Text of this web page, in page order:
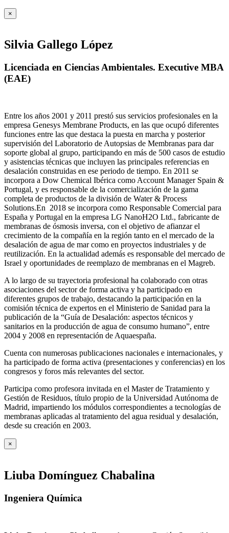
×
Silvia Gallego López
Licenciada en Ciencias Ambientales. Executive MBA
(EAE)
Entre los años 2001 y 2011 prestó sus servicios profesionales en la
empresa Genesys Membrane Products, en las que ocupó diferentes
funciones entre las que destaca la puesta en marcha y posterior
supervisión del Laboratorio de Autopsias de Membranas para dar
soporte global al grupo, participando en más de 500 casos de estudio
y asistencias técnicas que incluyen las principales referencias en
desalación construidas en ese periodo de tiempo. En 2011 se
incorpora a Dow Chemical Ibérica como Account Manager Spain &
Portugal, y es responsable de la comercialización de la gama
completa de productos de la división de Water & Process
Solutions.En 2018 se incorpora como Responsable Comercial para
España y Portugal en la empresa LG NanoH2O Ltd., fabricante de
membranas de ósmosis inversa, con el objetivo de afianzar el
crecimiento de la compañía en la región tanto en el mercado de la
desalación de agua de mar como en proyectos industriales y de
reutilización. En la actualidad además es responsable del mercado de
Israel y oportunidades de reemplazo de membranas en el Magreb.
A lo largo de su trayectoria profesional ha colaborado con otras
asociaciones del sector de forma activa y ha participado en
diferentes grupos de trabajo, destacando la participación en la
comisión técnica de expertos en el Ministerio de Sanidad para la
publicación de la “Guía de Desalación: aspectos técnicos y
sanitarios en la producción de agua de consumo humano”, entre
2004 y 2008 en representación de Aquaespaña.
Cuenta con numerosas publicaciones nacionales e internacionales, y
ha participado de forma activa (presentaciones y conferencias) en los
congresos y foros más relevantes del sector.
Participa como profesora invitada en el Master de Tratamiento y
Gestión de Residuos, título propio de la Universidad Autónoma de
Madrid, impartiendo los módulos correspondientes a tecnologías de
membranas aplicadas al tratamiento del agua residual y desalación,
desde su creación en 2003.
×
Liuba Domínguez Chabalina
Ingeniera Química